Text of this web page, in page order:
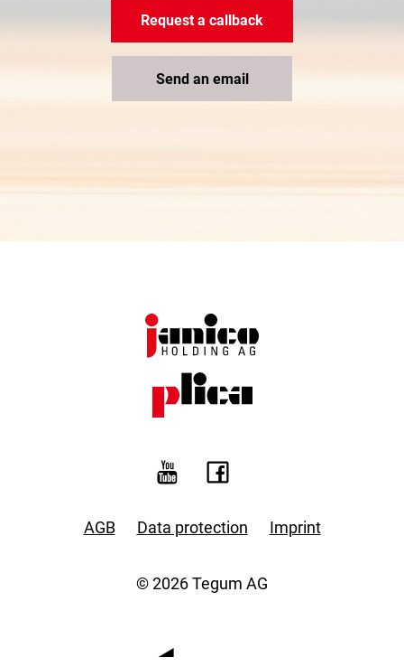
Request a callback
Send an email
AGB Data protection Imprint
© 2026 Tegum AG